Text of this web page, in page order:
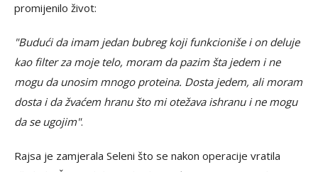
promijenilo život:
"Budući da imam jedan bubreg koji funkcioniše i on deluje
kao filter za moje telo, moram da pazim šta jedem i ne
mogu da unosim mnogo proteina. Dosta jedem, ali moram
dosta i da žvaćem hranu što mi otežava ishranu i ne mogu
da se ugojim".
Rajsa je zamjerala Seleni što se nakon operacije vratila